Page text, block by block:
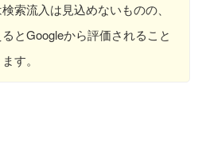
索流入は見込めないものの、
とGoogleから評価されること
す。